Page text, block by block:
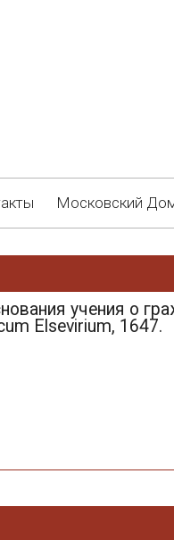
Московский
учения о
Elsevirium, 1647.